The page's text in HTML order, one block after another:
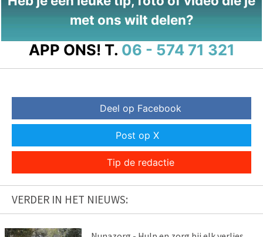
met ons wilt delen?
APP ONS! T. 06 - 574 71 321
Deel op Facebook
Post op X
Tip de redactie
VERDER IN HET NIEUWS: